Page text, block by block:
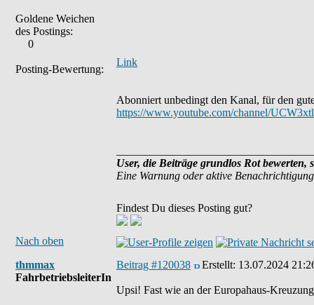
Goldene Weichen
des Postings:
0
Posting-Bewertung:
Link
Abonniert unbedingt den Kanal, für den
https://www.youtube.com/channel/
User, die Beiträge grundlos Rot
Eine Warnung oder aktive
Findest Du dieses Posting gut?
Nach oben
thmmax
FahrbetriebsleiterIn
Beitrag #120038 Erstellt: 13.07.2024
Upsi! Fast wie an der Europahaus-